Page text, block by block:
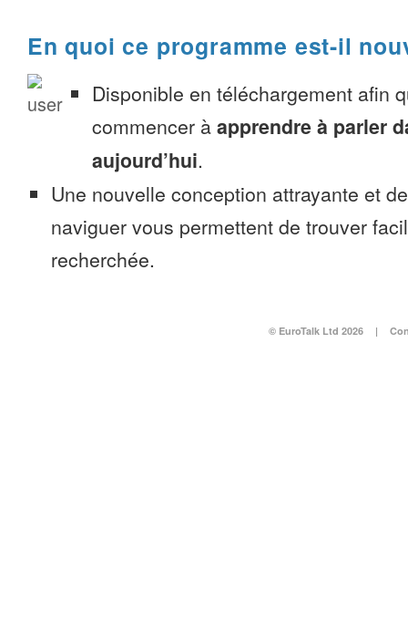
En quoi ce programme est-il
Disponible en téléchargement afin
commencer à apprendre à parler
aujourd’hui.
Une nouvelle conception attrayante et
naviguer vous permettent de trouver
recherchée.
© EuroTalk Ltd 2026 |